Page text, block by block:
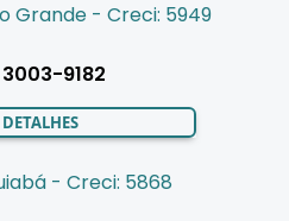
Grande - Creci: 5949
9182
- Creci: 5868